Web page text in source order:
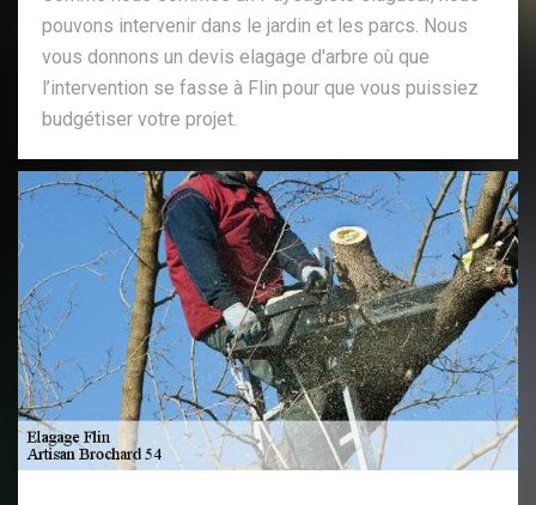
pouvons intervenir dans le jardin et les parcs. Nous
vous donnons un devis elagage d'arbre où que
l’intervention se fasse à Flin pour que vous puissiez
budgétiser votre projet.